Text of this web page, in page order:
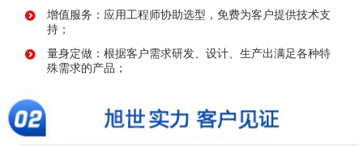
增值服务：应用工程师协助选型，免费为客户提供技术支
持；
量身定做：根据客户需求研发、设计、生产出满足各种特
殊需求的产品；